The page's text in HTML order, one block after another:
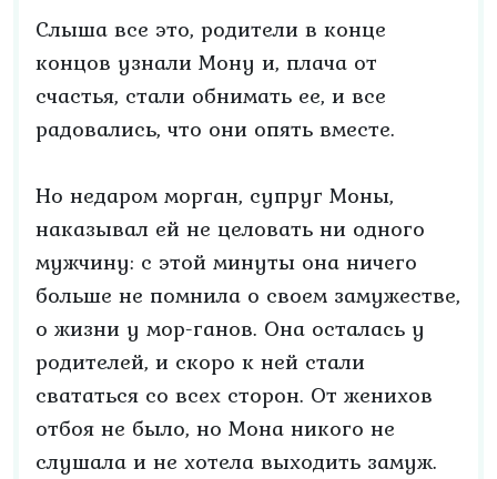
Слыша все это, родители в конце
концов узнали Мону и, плача от
счастья, стали обнимать ее, и все
радовались, что они опять вместе.
Но недаром морган, супруг Моны,
наказывал ей не целовать ни одного
мужчину: с этой минуты она ничего
больше не помнила о своем замужестве,
о жизни у мор-ганов. Она осталась у
родителей, и скоро к ней стали
свататься со всех сторон. От женихов
отбоя не было, но Мона никого не
слушала и не хотела выходить замуж.